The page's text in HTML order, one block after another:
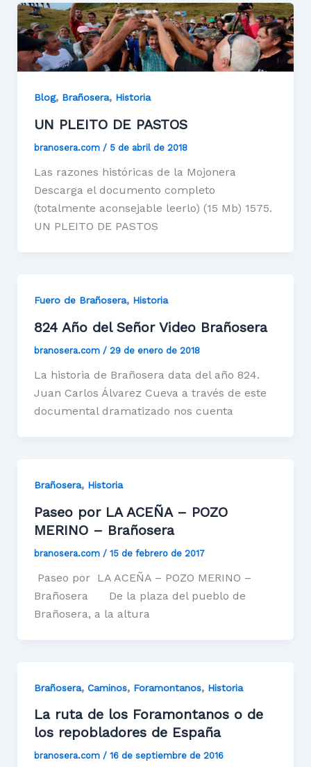
Blog, Brañosera, Historia
UN PLEITO DE PASTOS
branosera.com / 5 de abril de 2018
Las razones históricas de la Mojonera
Descarga el documento completo
(totalmente aconsejable leerlo) (15 Mb) 1575.
UN PLEITO DE PASTOS
Fuero de Brañosera, Historia
824 Año del Señor Video Brañosera
branosera.com / 29 de enero de 2018
La historia de Brañosera data del año 824.
Juan Carlos Álvarez Cueva a través de este
documental dramatizado nos cuenta
Brañosera, Historia
Paseo por LA ACEÑA – POZO
MERINO – Brañosera
branosera.com / 15 de febrero de 2017
Paseo por LA ACEÑA – POZO MERINO –
Brañosera De la plaza del pueblo de
Brañosera, a la altura
Brañosera, Caminos, Foramontanos, Historia
La ruta de los Foramontanos o de
los repobladores de España
branosera.com / 16 de septiembre de 2016